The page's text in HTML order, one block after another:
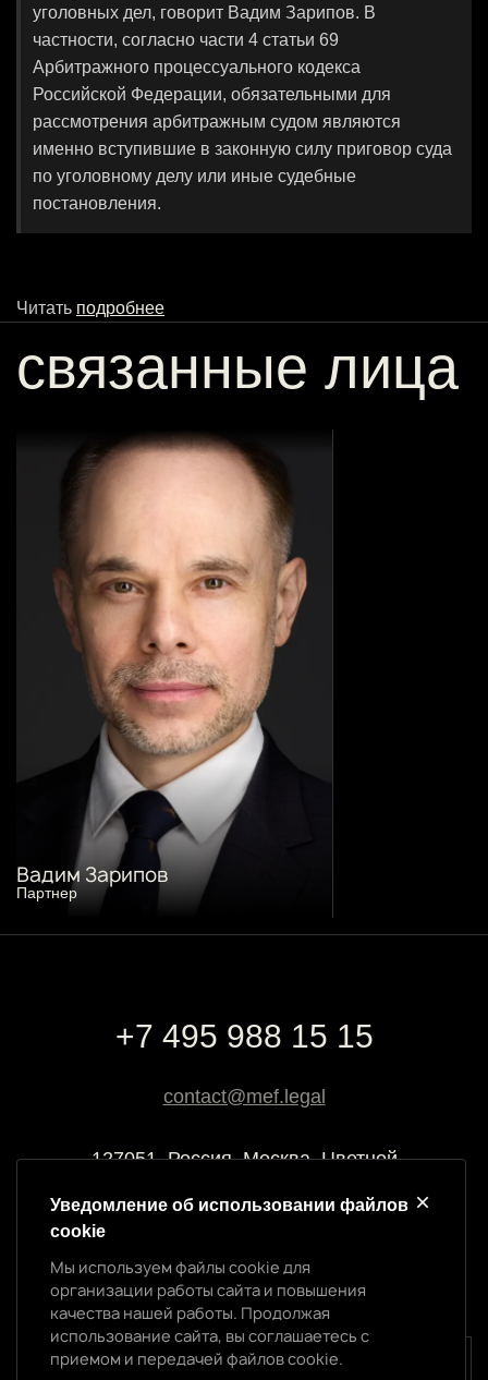
уголовных дел, говорит Вадим Зарипов. В
частности, согласно части 4 статьи 69
Арбитражного процессуального кодекса
Российской Федерации, обязательными для
рассмотрения арбитражным судом являются
именно вступившие в законную силу приговор суда
по уголовному делу или иные судебные
постановления.
Читать подробнее
связанные лица
Вадим Зарипов
Партнер
+7 495 988 15 15
contact@mef.legal
127051, Россия, Москва, Цветной
Реквизиты компании
ООО “МЭФ ЛИГАЛ”
ИНН 7704874992
ОГРН 5147746145718
Уведомление об использовании cookie
Уведомление об использовании файлов
cookie
Мы используем файлы cookie для
организации работы сайта и повышения
качества нашей работы. Продолжая
использование сайта, вы соглашаетесь с
приемом и передачей файлов cookie.